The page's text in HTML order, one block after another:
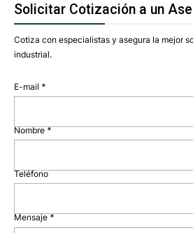
Solicitar Cotización a un
Cotiza con especialistas y asegura la mejor
industrial.
E-mail *
Nombre*
Teléfono
Mensaje *